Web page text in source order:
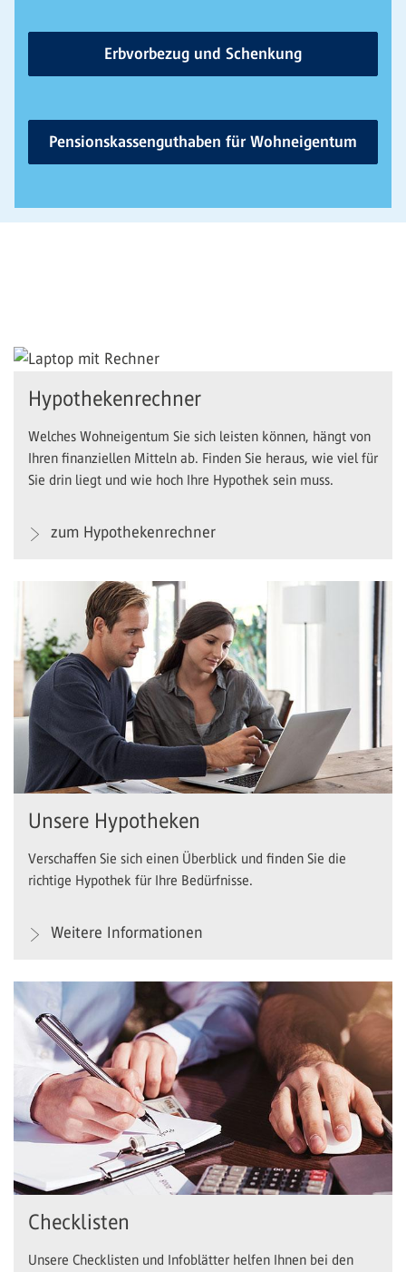
Erbvorbezug und Schenkung
Pensionskassenguthaben für Wohneigentum
Hypothekenrechner
Welches Wohneigentum Sie sich leisten können, hängt von
Ihren finanziellen Mitteln ab. Finden Sie heraus, wie viel für
Sie drin liegt und wie hoch Ihre Hypothek sein muss.
zum Hypothekenrechner
Unsere Hypotheken
Verschaffen Sie sich einen Überblick und finden Sie die
richtige Hypothek für Ihre Bedürfnisse.
Weitere Informationen
Checklisten
Unsere Checklisten und Infoblätter helfen Ihnen bei den